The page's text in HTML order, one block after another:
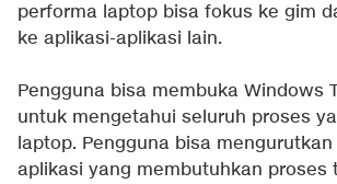
performa laptop bisa fokus ke gim
ke aplikasi-aplikasi lain.
Pengguna bisa membuka Windows
untuk mengetahui seluruh proses
laptop. Pengguna bisa
aplikasi yang membutuhkan proses